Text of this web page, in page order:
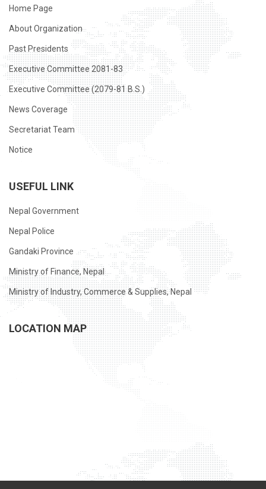
Home Page
About Organization
Past Presidents
Executive Committee 2081-83
Executive Committee (2079-81 B.S.)
News Coverage
Secretariat Team
Notice
USEFUL LINK
Nepal Government
Nepal Police
Gandaki Province
Ministry of Finance, Nepal
Ministry of Industry, Commerce & Supplies, Nepal
LOCATION MAP